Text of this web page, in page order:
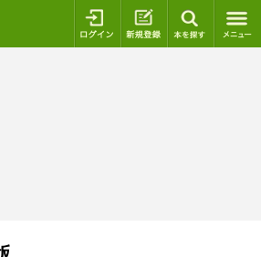
ログイン 新規登録